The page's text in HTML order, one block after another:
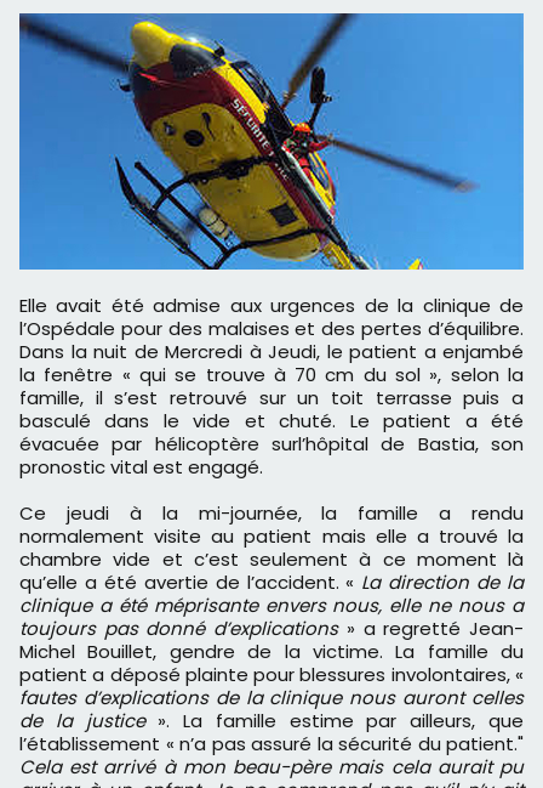
Elle avait été admise aux urgences de la clinique de
l’Ospédale pour des malaises et des pertes d’équilibre.
Dans la nuit de Mercredi à Jeudi, le patient a enjambé
la fenêtre « qui se trouve à 70 cm du sol », selon la
famille, il s’est retrouvé sur un toit terrasse puis a
basculé dans le vide et chuté. Le patient a été
évacuée par hélicoptère surl’hôpital de Bastia, son
pronostic vital est engagé.
Ce jeudi à la mi-journée, la famille a rendu
normalement visite au patient mais elle a trouvé la
chambre vide et c’est seulement à ce moment là
qu’elle a été avertie de l’accident. « La direction de la
clinique a été méprisante envers nous, elle ne nous a
toujours pas donné d’explications» a regretté Jean-
Michel Bouillet, gendre de la victime. La famille du
patient a déposé plainte pour blessures involontaires, «
fautes d’explications de la clinique nous auront celles
de la justice ». La famille estime par ailleurs, que
l’établissement « n’a pas assuré la sécurité du patient."
Cela est arrivé à mon beau-père mais cela aurait pu